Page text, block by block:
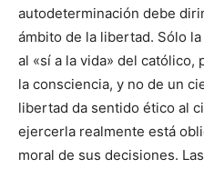
autodeterminación debe
ámbito de la libertad. Sólo
al «sí a la vida» del católico,
la consciencia, y no de un
libertad da sentido ético al
ejercerla realmente está
moral de sus decisiones.